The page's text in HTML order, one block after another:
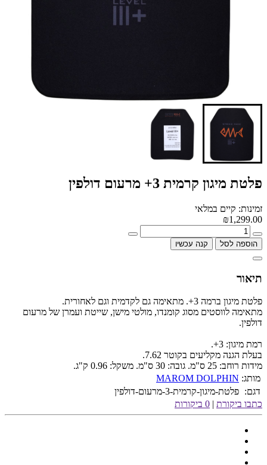
פלטת מיגון קרמית 3+ מרעום דולפין
זמינות: קיים במלאי
₪1,299.00
הוספה לסל קנה עכשיו
תיאור
פלטת מיגון ברמה 3+. מתאימה גם לקדמית וגם לאחורית.
מתאימה לווסטים מסוג קומנדו, מולטי מישן, שייטת ועמרן של מרעום
דולפין.
רמת מיגון: 3+.
בעלת הגנה מקליעים בקוטר 7.62.
מידות רוחב: 25 ס"מ. גובה: 30 ס"מ. משקל: 0.96 ק"ג.
מותג: MAROM DOLPHIN
דגם: פלטת-מיגון-קרמית-3-מרעום-דולפין
כתבו ביקורת | 0 ביקורות